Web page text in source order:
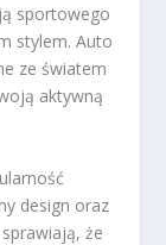
sportowego
stylem. Auto
ze światem
aktywną
design oraz
że